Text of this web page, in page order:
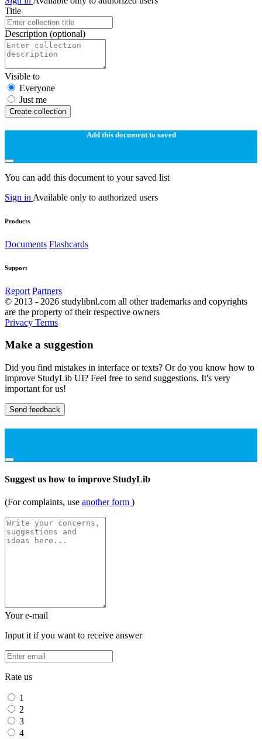
Title
Description (optional)
Visible to
Everyone
Just me
Create collection
Add this document to saved
You can add this document to your saved list
Sign in Available only to authorized users
Products
Documents Flashcards
Support
Report Partners
© 2013 - 2026 studylibnl.com all other trademarks and copyrights
are the property of their respective owners
Privacy Terms
Make a suggestion
Did you find mistakes in interface or texts? Or do you know how to
improve StudyLib UI? Feel free to send suggestions. It's very
important for us!
Send feedback
Suggest us how to improve StudyLib
(For complaints, use another form )
Your e-mail
Input it if you want to receive answer
Rate us
1
2
3
4